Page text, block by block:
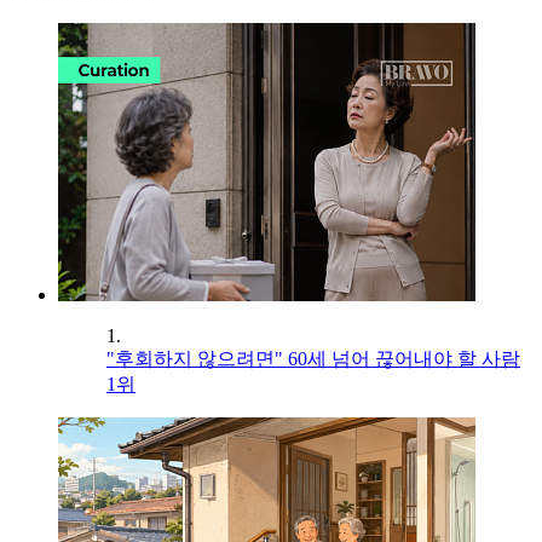
1.
"후회하지 않으려면" 60세 넘어 끊어내야 할 사람
1위